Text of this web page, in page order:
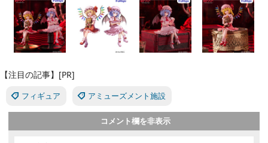
【注目の記事】[PR]
フィギュア アミューズメント施設
コメント欄を非表示